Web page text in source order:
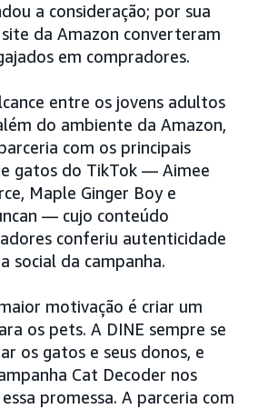
a consideração; por sua
site da Amazon converteram
em compradores.
entre os jovens adultos
do ambiente da Amazon,
com os principais
gatos do TikTok — Aimee
Maple Ginger Boy e
— cujo conteúdo
conferiu autenticidade
social da campanha.
motivação é criar um
os pets. A DINE sempre se
os gatos e seus donos, e
Cat Decoder nos
promessa. A parceria com